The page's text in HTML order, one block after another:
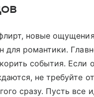
новые
для романтики.
события. Если
не требуйте
сразу. Пусть все